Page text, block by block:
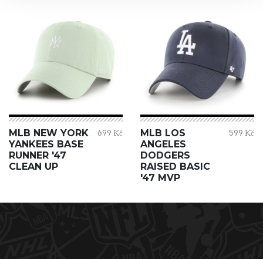
MLB NEW YORK
YANKEES BASE
RUNNER '47
CLEAN UP
699 Kč
MLB LOS
ANGELES
DODGERS
RAISED BASIC
'47 MVP
599 Kč